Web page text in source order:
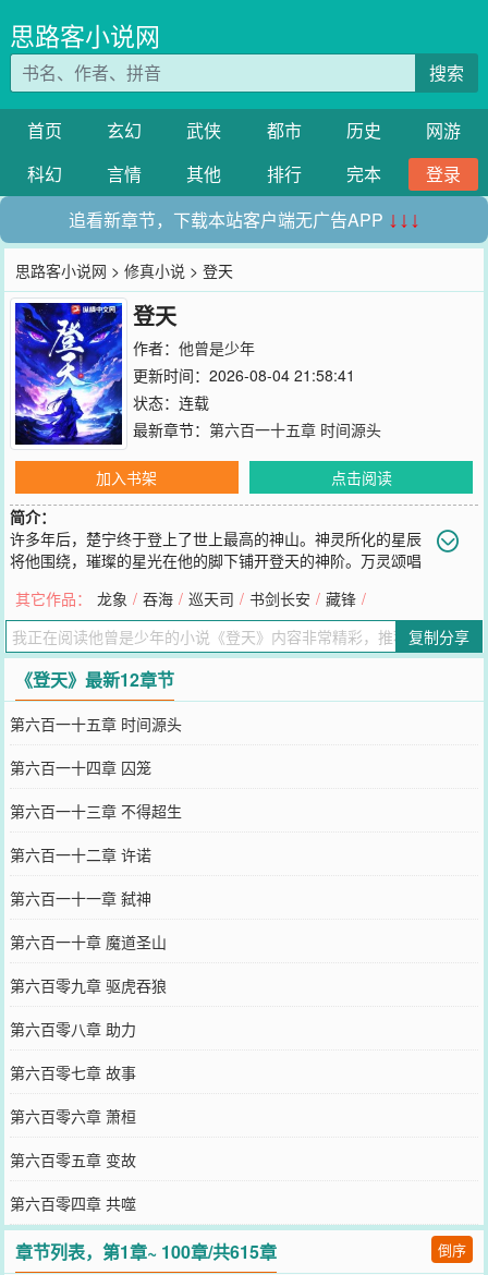
思路客小说网
搜索
首页 玄幻 武侠 都市 历史
网游
科幻
言情 其他 排行 完本
登录
追看新章节，下载本站客户端无广告APP ↓↓↓
思路客小说网 >修真小说 > 登天
登天
作者： 他曾是少年
更新时间：2026-08-04 21:58:41
状态：连载
最新章节： 第六百一十五章 时间源头
加入书架
点击阅读
简介：
许多年后，楚宁终于登上了世上最高的神山。神灵所化的星辰
将他围绕，璀璨的星光在他的脚下铺开登天的神阶。万灵颂唱
到来。但楚宁却抬起脚，踏碎了脚下的神阶。于是天星尽颤，鬼神夜
嚎。他拔刀，他跃起，他怒吼，他说道。“天星尽摇时，万世太平
日！”
您要是觉得《登天》还不错的话请不要忘记向您QQ群和微博微信里的
朋友推荐哦！
其它作品： 龙象 / 吞海 / 巡天司 / 书剑长安 / 藏锋 /
复制分享
《登天》最新12章节
第六百一十五章 时间源头
第六百一十四章 囚笼
第六百一十三章 不得超生
第六百一十二章 许诺
第六百一十一章 弑神
第六百一十章 魔道圣山
第六百零九章 驱虎吞狼
第六百零八章 助力
第六百零七章 故事
第六百零六章 萧桓
第六百零五章 变故
第六百零四章 共噬
章节列表，第1章~ 100章/共615章 倒序